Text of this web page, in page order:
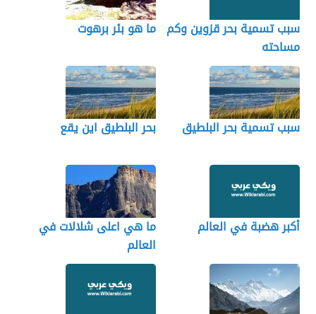
سبب تسمية بحر قزوين وكم
مساحته
ما هو بئر برهوت
سبب تسمية بحر البلطيق بحر البلطيق اين يقع
أكبر هضبة في العالم
ما هي اعلى شلالات في
العالم